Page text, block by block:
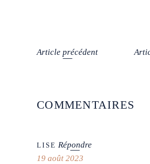
Article précédent
COMMENTAIRES
LISE Répondre
19 août 2023